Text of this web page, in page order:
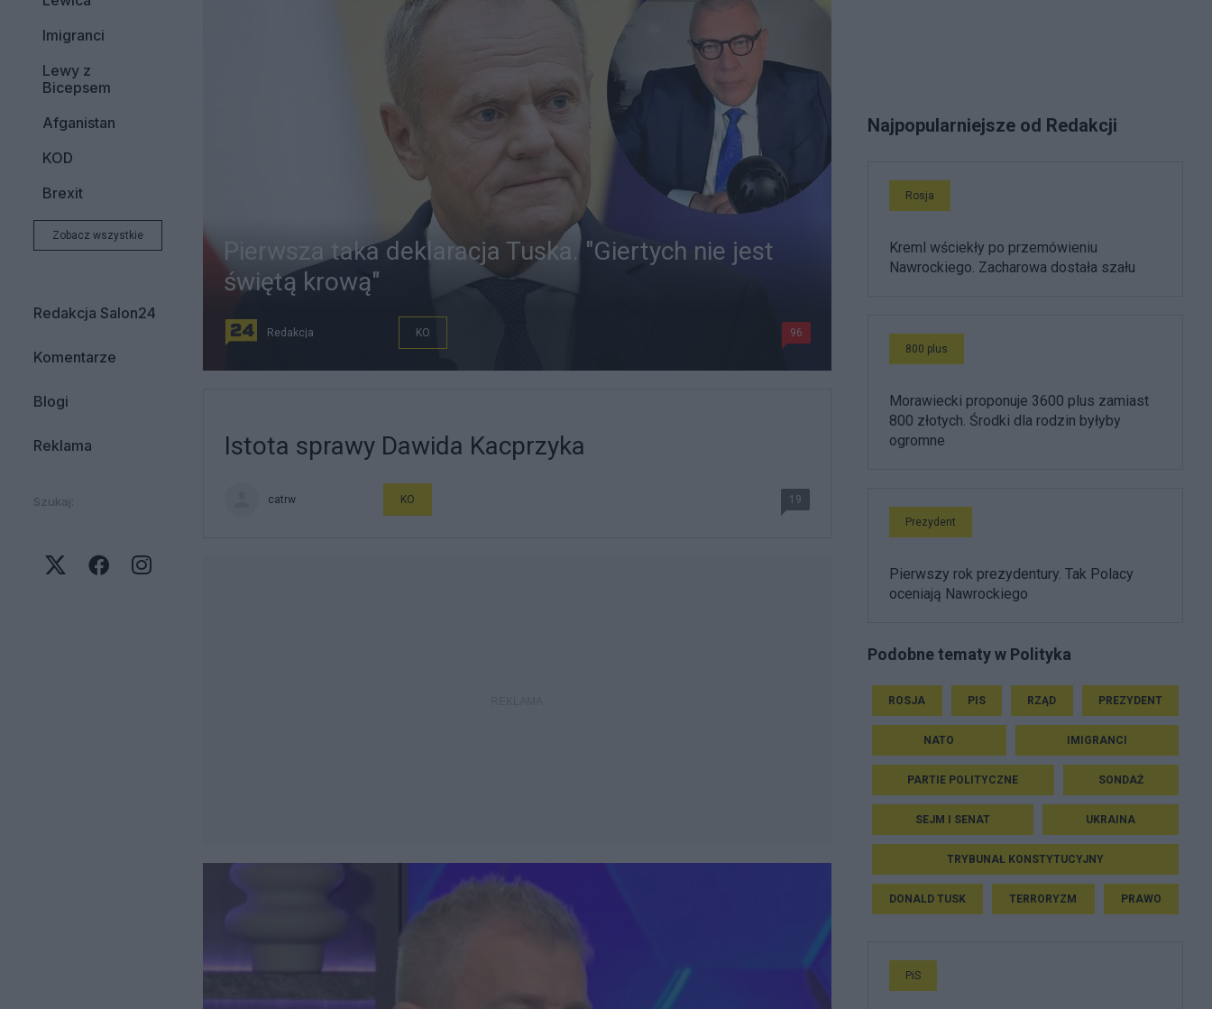
Imigranci
Lewy z
Bicepsem
Afganistan
KOD
Brexit
Zobacz wszystkie
Redakcja Salon24
Komentarze
Blogi
Reklama
Szukaj:
Pierwsza taka deklaracja Tuska. "Giertych nie jest
świętą krową"
Redakcja KO 96
Istota sprawy Dawida Kacprzyka
catrw KO 19
Najpopularniejsze od Redakcji
Rosja
Kreml wściekły po przemówieniu
Nawrockiego. Zacharowa dostała szału
800 plus
Morawiecki proponuje 3600 plus zamiast
800 złotych. Środki dla rodzin byłyby
ogromne
Prezydent
Pierwszy rok prezydentury. Tak Polacy
oceniają Nawrockiego
Podobne tematy w Polityka
ROSJA PIS RZĄD PREZYDENT
NATO IMIGRANCI
PARTIE POLITYCZNE SONDAŻ
SEJM I SENAT UKRAINA
TRYBUNAŁ KONSTYTUCYJNY
DONALD TUSK TERRORYZM PRAWO
PiS